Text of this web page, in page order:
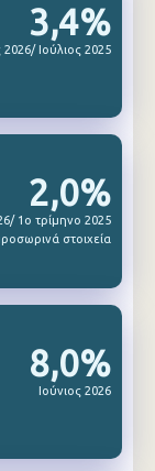
3,4%
2026/ Ιούλιος 2025
2,0%
1ο τρίμηνο 2025
στοιχεία
8,0%
Ιούνιος 2026